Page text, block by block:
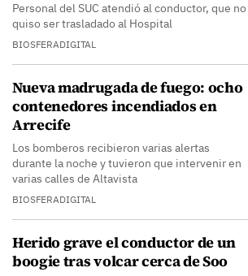
Personal del SUC atendió al conductor, que no
quiso ser trasladado al Hospital
BIOSFERADIGITAL
Nueva madrugada de fuego: ocho
contenedores incendiados en
Arrecife
Los bomberos recibieron varias alertas
durante la noche y tuvieron que intervenir en
varias calles de Altavista
BIOSFERADIGITAL
Herido grave el conductor de un
boogie tras volcar cerca de Soo